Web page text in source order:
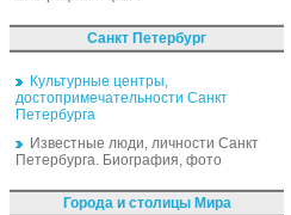
Санкт Петербург
Культурные центры,
достопримечательности Санкт
Петербурга
Известные люди, личности Санкт
Петербурга. Биография, фото
Города и столицы Мира